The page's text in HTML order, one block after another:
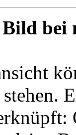
bei